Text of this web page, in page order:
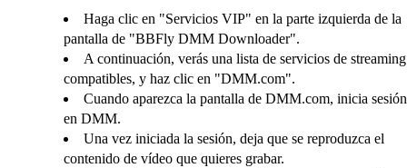
Haga clic en "Servicios VIP" en la parte izquierda de la
pantalla de "BBFly DMM Downloader".
A continuación, verás una lista de servicios de streaming
compatibles, y haz clic en "DMM.com".
Cuando aparezca la pantalla de DMM.com, inicia sesión
en DMM.
Una vez iniciada la sesión, deja que se reproduzca el
contenido de vídeo que quieres grabar.